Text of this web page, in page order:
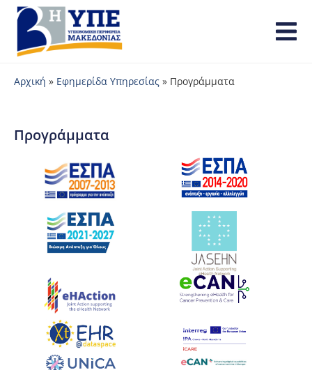
Αρχική » Εφημερίδα Υπηρεσίας » Προγράμματα
Προγράμματα